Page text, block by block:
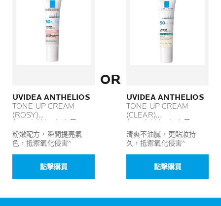
UVIDEA ANTHELIOS
TONE UP CREAM
(ROSY)
(粉色)
粉嫩配方，瞬間提亮氣
色，抵禦氧化侵害^
點撃購買
OR
UVIDEA ANTHELIOS
TONE UP CREAM
(CLEAR)
(清爽)
清爽不油膩，更貼妝持
久，抵禦氧化侵害^
點撃購買